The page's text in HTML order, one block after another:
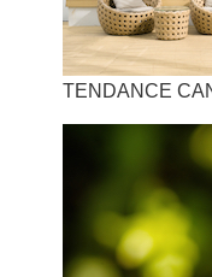
TENDANCE